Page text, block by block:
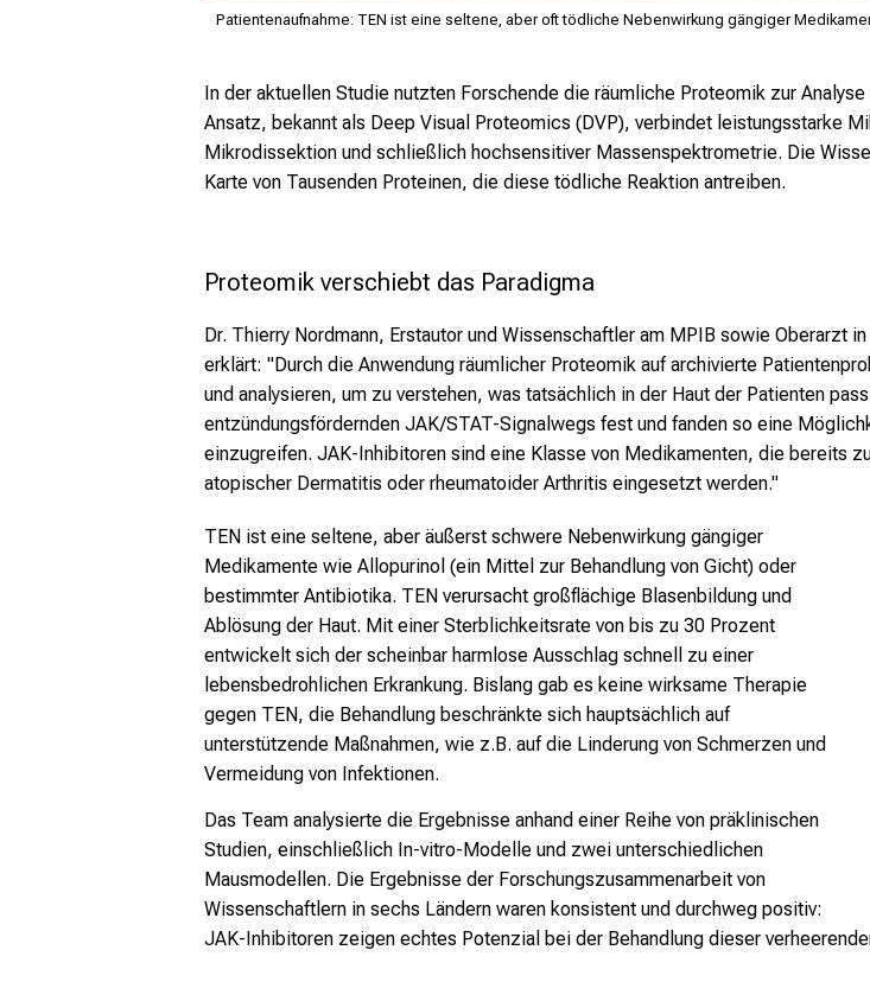
Patientenaufnahme: TEN ist eine seltene, aber oft tödliche Nebenwirkung gängiger
In der aktuellen Studie nutzten Forschende die räumliche Proteomik zur
Ansatz, bekannt als Deep Visual Proteomics (DVP), verbindet leistungsstarke
Mikrodissektion und schließlich hochsensitiver Massenspektrometrie. Die
Karte von Tausenden Proteinen, die diese tödliche Reaktion antreiben.
Proteomik verschiebt das Paradigma
Dr. Thierry Nordmann, Erstautor und Wissenschaftler am MPIB sowie Oberarzt
erklärt: "Durch die Anwendung räumlicher Proteomik auf archivierte
und analysieren, um zu verstehen, was tatsächlich in der Haut der Patienten
entzündungsfördernden JAK/STAT-Signalwegs fest und fanden so eine
einzugreifen. JAK-Inhibitoren sind eine Klasse von Medikamenten, die bereits
atopischer Dermatitis oder rheumatoider Arthritis eingesetzt werden."
TEN ist eine seltene, aber äußerst schwere Nebenwirkung gängiger
Medikamente wie Allopurinol (ein Mittel zur Behandlung von Gicht) oder
bestimmter Antibiotika. TEN verursacht großflächige Blasenbildung und
Ablösung der Haut. Mit einer Sterblichkeitsrate von bis zu 30 Prozent
entwickelt sich der scheinbar harmlose Ausschlag schnell zu einer
lebensbedrohlichen Erkrankung. Bislang gab es keine wirksame Therapie
gegen TEN, die Behandlung beschränkte sich hauptsächlich auf
unterstützende Maßnahmen, wie z.B. auf die Linderung von Schmerzen und
Vermeidung von Infektionen.
Das Team analysierte die Ergebnisse anhand einer Reihe von präklinischen
Studien, einschließlich In-vitro-Modelle und zwei unterschiedlichen
Mausmodellen. Die Ergebnisse der Forschungszusammenarbeit von
Wissenschaftlern in sechs Ländern waren konsistent und durchweg positiv:
JAK-Inhibitoren zeigen echtes Potenzial bei der Behandlung dieser